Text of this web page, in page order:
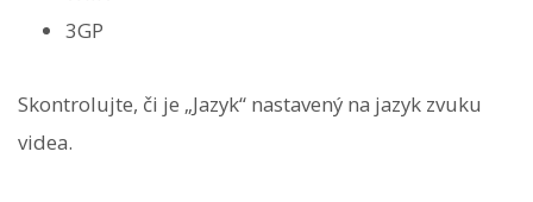
3GP
Skontrolujte, či je „Jazyk“ nastavený na jazyk zvuku
videa.